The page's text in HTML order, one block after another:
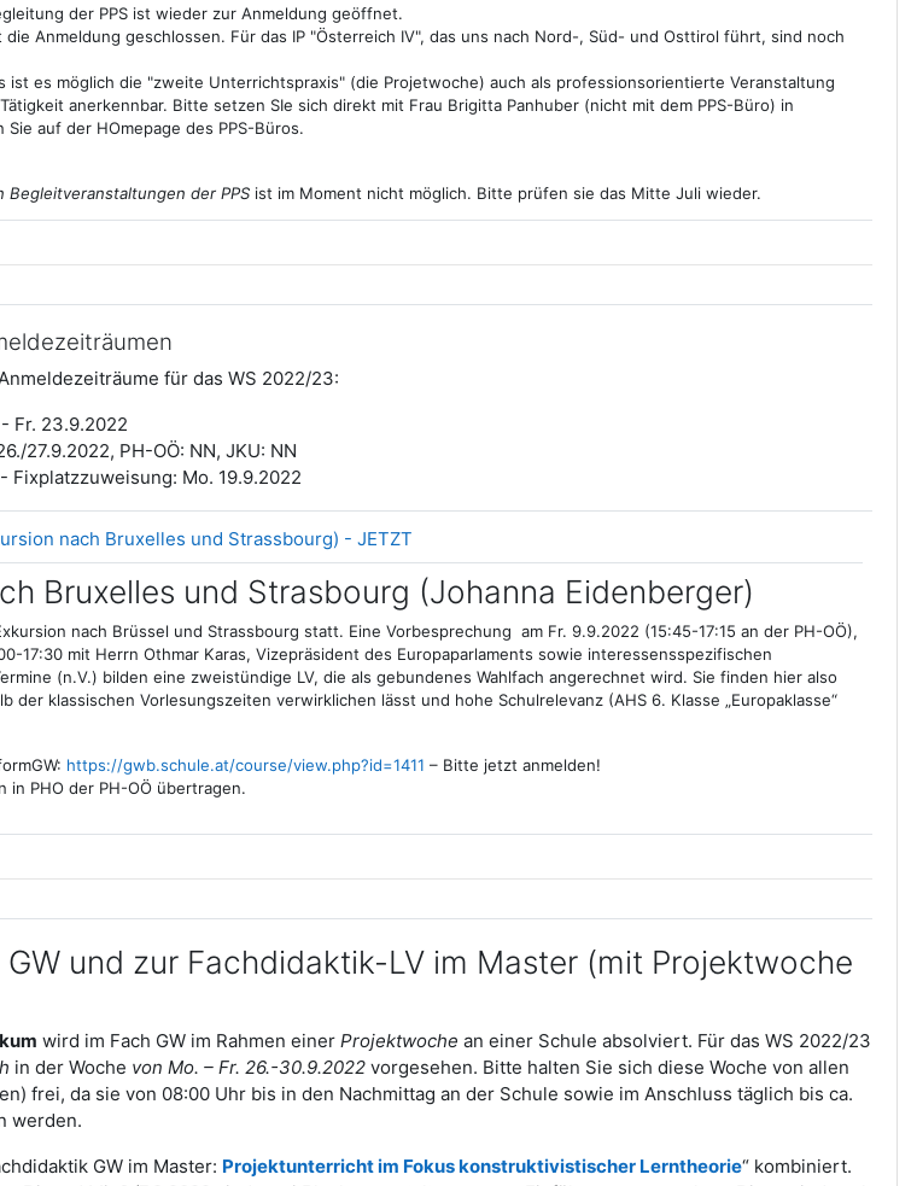
der PPS ist wieder zur Anmeldung geöffnet.
die Anmeldung geschlossen. Für das IP "Österreich IV", das uns nach Nord-, Süd- und Osttirol führt, sind noch
ist es möglich die "zweite Unterrichtspraxis" (die Projetwoche) auch als professionsorientierte Veranstaltung
anerkennbar. Bitte setzen SIe sich direkt mit Frau Brigitta Panhuber (nicht mit dem PPS-Büro) in
auf der HOmepage des PPS-Büros.
Begleitveranstaltungen der PPSist im Moment nicht möglich. Bitte prüfen sie das Mitte Juli wieder.
für das WS 2022/23:
Fr. 23.9.2022
27.9.2022, PH-OÖ: NN, JKU: NN
Fixplatzzuweisung: Mo. 19.9.2022
nach Bruxelles und Strassbourg) - JETZTLink/URL
Bruxelles und Strasbourg (Johanna Eidenberger)
nach Brüssel und Strassbourg statt. Eine Vorbesprechung am Fr. 9.9.2022 (15:45-17:15 an der PH-OÖ),
17:30 mit Herrn Othmar Karas, Vizepräsident des Europaparlaments sowie interessensspezifischen
(n.V.) bilden eine zweistündige LV, die als gebundenes Wahlfach angerechnet wird. Sie finden hier also
der klassischen Vorlesungszeiten verwirklichen lässt und hohe Schulrelevanz (AHS 6. Klasse „Europaklasse“
https://gwb.schule.at/course/view.php?id=1411 – Bitte jetzt anmelden!
in PHO der PH-OÖ übertragen.
und zur Fachdidaktik-LV im Master (mit Projektwoche
wird im Fach GW im Rahmen einer Projektwoche an einer Schule absolviert. Für das WS 2022/23
in der Woche von Mo. – Fr. 26.-30.9.2022vorgesehen. Bitte halten Sie sich diese Woche von allen
frei, da sie von 08:00 Uhr bis in den Nachmittag an der Schule sowie im Anschluss täglich bis ca.
werden.
GW im Master: Projektunterricht im Fokus konstruktivistischer Lerntheorie“ kombiniert.